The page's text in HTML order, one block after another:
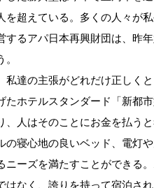
超えている。多くの人々が
るアパ日本再興財団は、昨
達の主張がどれだけ正しく
ホテルスタンダード「新都
人はそのことにお金を払う
寝心地の良いベッド、電灯
ーズを満たすことができる
なく、誇りを持って宿泊さ